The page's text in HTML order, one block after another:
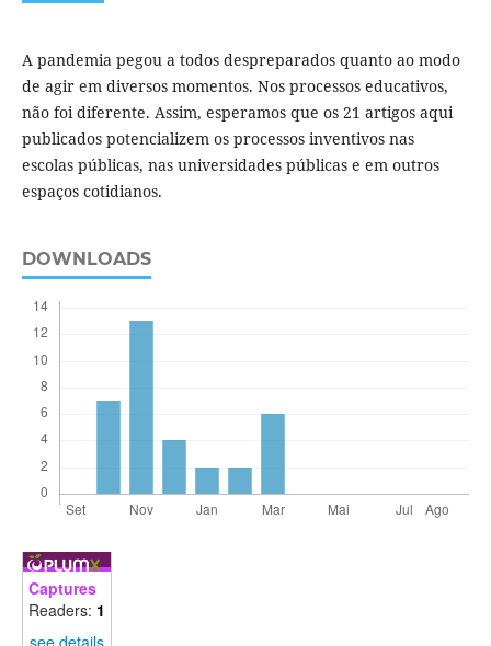
A pandemia pegou a todos despreparados quanto ao modo
de agir em diversos momentos. Nos processos educativos,
não foi diferente. Assim, esperamos que os 21 artigos aqui
publicados potencializem os processos inventivos nas
escolas públicas, nas universidades públicas e em outros
espaços cotidianos.
DOWNLOADS
Captures
Readers: 1
see details